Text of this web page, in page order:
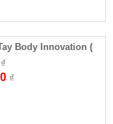
Body Innovation (
₫